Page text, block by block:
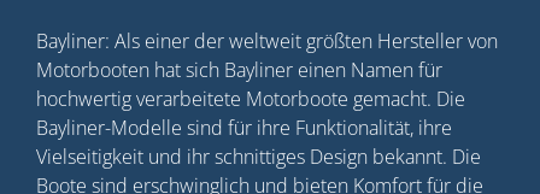
Bayliner: Als einer der weltweit größten Hersteller von
Motorbooten hat sich Bayliner einen Namen für
hochwertig verarbeitete Motorboote gemacht. Die
Bayliner-Modelle sind für ihre Funktionalität, ihre
Vielseitigkeit und ihr schnittiges Design bekannt. Die
Boote sind erschwinglich und bieten Komfort für die